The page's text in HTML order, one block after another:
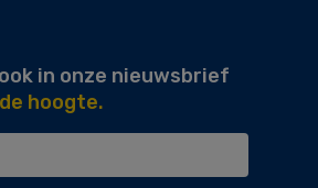
in onze nieuwsbrief
hoogte.